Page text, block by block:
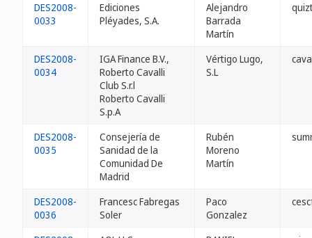
DES2008-
0033
Ediciones
Pléyades, S.A.
Alejandro
Barrada
Martín
DES2008-
0034
IGA Finance B.V.,
Roberto Cavalli
Club S.r.l
Roberto Cavalli
S.p.A
Vértigo Lugo,
S.L
DES2008-
0035
Consejería de
Sanidad de la
Comunidad De
Madrid
Rubén
Moreno
Martín
DES2008-
0036
Francesc Fabregas
Soler
Paco
Gonzalez